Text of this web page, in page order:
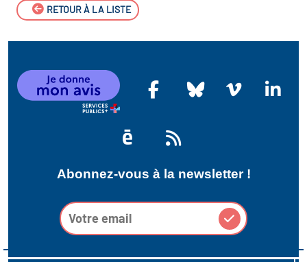
RETOUR À LA LISTE
Abonnez-vous à la newsletter !